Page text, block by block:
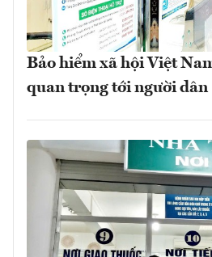
Bảo hiểm xã hội Việt
quan trọng tới người dân